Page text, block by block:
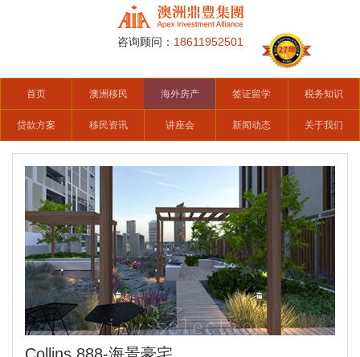
咨询顾问： 18611952501
首页 澳洲移民 海外房产 签证留学 税务知识
贷款方案 移民资讯 讲座会 新闻动态 关于我们